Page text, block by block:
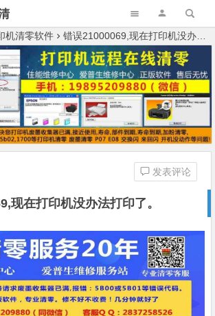
机清零软件 错误21000069,现在打印机没办法打印了。
现在打印机没办法打印了。
发表评论